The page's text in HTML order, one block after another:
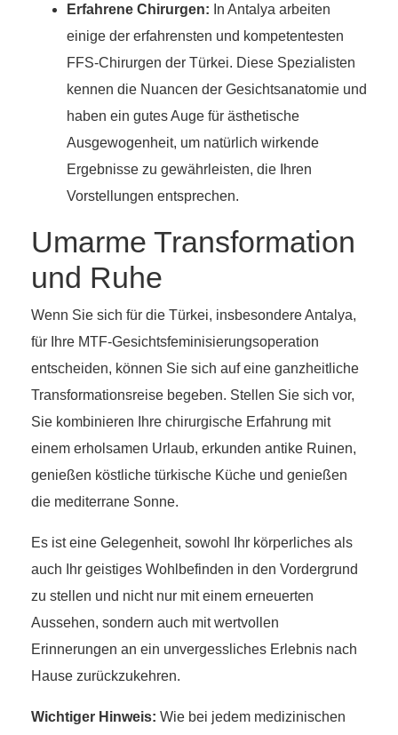
Erfahrene Chirurgen: In Antalya arbeiten
einige der erfahrensten und kompetentesten
FFS-Chirurgen der Türkei. Diese Spezialisten
kennen die Nuancen der Gesichtsanatomie und
haben ein gutes Auge für ästhetische
Ausgewogenheit, um natürlich wirkende
Ergebnisse zu gewährleisten, die Ihren
Vorstellungen entsprechen.
Umarme Transformation
und Ruhe
Wenn Sie sich für die Türkei, insbesondere Antalya,
für Ihre MTF-Gesichtsfeminisierungsoperation
entscheiden, können Sie sich auf eine ganzheitliche
Transformationsreise begeben. Stellen Sie sich vor,
Sie kombinieren Ihre chirurgische Erfahrung mit
einem erholsamen Urlaub, erkunden antike Ruinen,
genießen köstliche türkische Küche und genießen
die mediterrane Sonne.
Es ist eine Gelegenheit, sowohl Ihr körperliches als
auch Ihr geistiges Wohlbefinden in den Vordergrund
zu stellen und nicht nur mit einem erneuerten
Aussehen, sondern auch mit wertvollen
Erinnerungen an ein unvergessliches Erlebnis nach
Hause zurückzukehren.
Wichtiger Hinweis: Wie bei jedem medizinischen